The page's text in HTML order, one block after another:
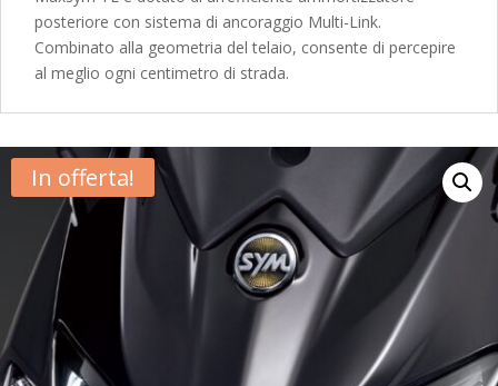
posteriore con sistema di ancoraggio Multi-Link.
Combinato alla geometria del telaio, consente di percepire
al meglio ogni centimetro di strada.
In offerta!